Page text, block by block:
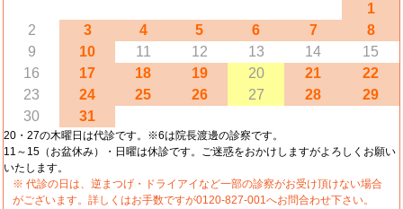
1
2
3 4 5 6 7
8
9
10 11 12 13 14
15
16
17 18 19 20 21
22
23
24 25 26 27 28
29
30
31
20・27の木曜日は代診です。※6は院長渡邊の診察です。
11～15（お盆休み）・日曜は休診です。ご迷惑をおかけしますがよろしくお願い
いたします。
※ 代診の日は、逆まつげ・ドライアイなど一部の診察がお受け頂けない場合
がございます。詳しくはお手数ですが0120-827-001へお問合わせ下さい。